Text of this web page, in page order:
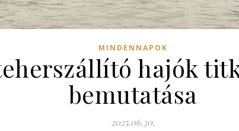
MINDENNAPOK
hajók
bemutatása
2025.06.30.